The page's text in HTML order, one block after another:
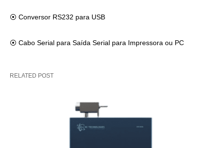
⦿ Conversor RS232 para USB
⦿ Cabo Serial para Saída Serial para Impressora ou PC
RELATED POST